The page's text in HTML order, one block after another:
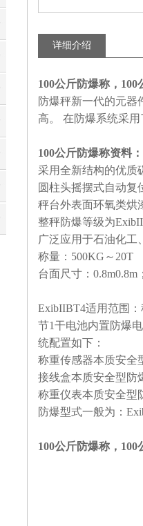
详细介绍
100公斤防爆称，
防爆秤新一代的元器
高。 在防爆系统采
100公斤防爆称资料：
采用全新结构的优质
圆柱头摇摆式自动复
秤台外表面环氧类烘
整秤防爆等级为
广泛应用于石油化工
称量： 500KG ～ 20T
台面尺寸： 0.8m0.8m
ExibIIBT4适用范围
节1干电池内置防爆
统配置如下：
称重传感器本质安全
接线盒本质安全型防
称重仪表本质安全型
防爆型式一般为：
100公斤防爆称，